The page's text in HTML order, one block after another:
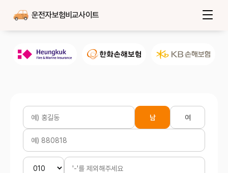
운전자보험비교사이트
남 여